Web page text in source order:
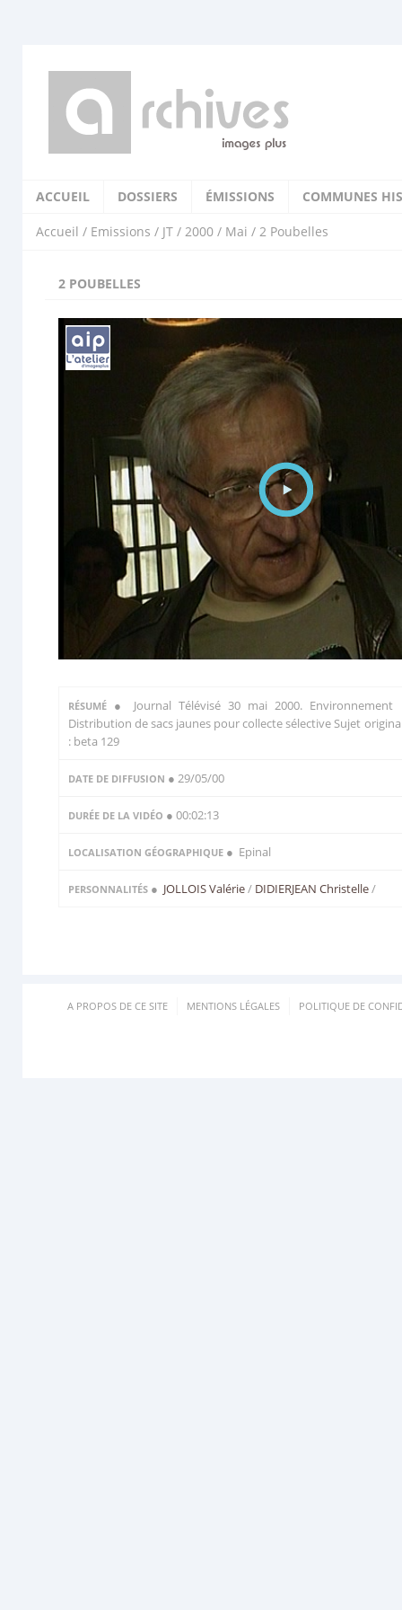
ACCUEIL DOSSIERS ÉMISSIONS COMMUNES
Accueil / Emissions / JT / 2000 / Mai / 2 Poubelles
2 POUBELLES
RÉSUMÉ ● Journal Télévisé 30 mai 2000. Environnement
Distribution de sacs jaunes pour collecte sélective Sujet
: beta 129
DATE DE DIFFUSION ● 29/05/00
DURÉE DE LA VIDÉO ● 00:02:13
LOCALISATION GÉOGRAPHIQUE ● Epinal
PERSONNALITÉS ● JOLLOIS Valérie/ DIDIERJEAN Christelle/
A PROPOS DE CE SITE MENTIONS LÉGALES POLITIQUE DE